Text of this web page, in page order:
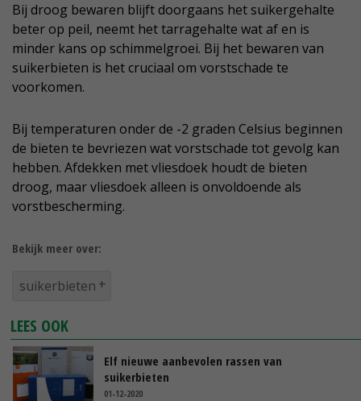
Bij droog bewaren blijft doorgaans het suikergehalte
beter op peil, neemt het tarragehalte wat af en is
minder kans op schimmelgroei. Bij het bewaren van
suikerbieten is het cruciaal om vorstschade te
voorkomen.
Bij temperaturen onder de -2 graden Celsius beginnen
de bieten te bevriezen wat vorstschade tot gevolg kan
hebben. Afdekken met vliesdoek houdt de bieten
droog, maar vliesdoek alleen is onvoldoende als
vorstbescherming.
Bekijk meer over:
suikerbieten
LEES OOK
Elf nieuwe aanbevolen rassen van
suikerbieten
01-12-2020